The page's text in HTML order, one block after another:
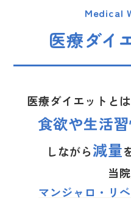
Medical
医療ダイ
医療ダイエットと
食欲や生活
しながら減量
当
マンジャロ・リ